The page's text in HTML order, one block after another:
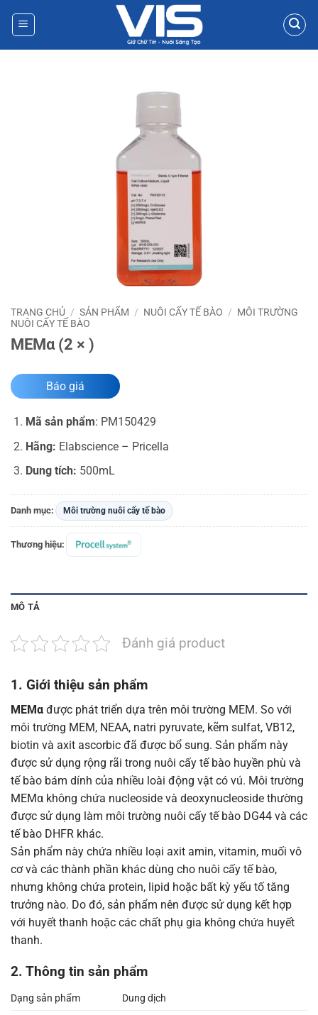
TRANG CHỦ / SẢN PHẨM / NUÔI CẤY TẾ BÀO / MÔI TRƯỜNG
NUÔI CẤY TẾ BÀO
MEMα (2 × )
Báo giá
Mã sản phẩm: PM150429
Hãng: Elabscience – Pricella
Dung tích: 500mL
Danh mục: Môi trường nuôi cấy tế bào
Thương hiệu:
MÔ TẢ
Đánh giá product
1. Giới thiệu sản phẩm
MEMα được phát triển dựa trên môi trường MEM. So với
môi trường MEM, NEAA, natri pyruvate, kẽm sulfat, VB12,
biotin và axit ascorbic đã được bổ sung. Sản phẩm này
được sử dụng rộng rãi trong nuôi cấy tế bào huyền phù và
tế bào bám dính của nhiều loài động vật có vú. Môi trường
MEMα không chứa nucleoside và deoxynucleoside thường
được sử dụng làm môi trường nuôi cấy tế bào DG44 và các
tế bào DHFR khác.
Sản phẩm này chứa nhiều loại axit amin, vitamin, muối vô
cơ và các thành phần khác dùng cho nuôi cấy tế bào,
nhưng không chứa protein, lipid hoặc bất kỳ yếu tố tăng
trưởng nào. Do đó, sản phẩm nên được sử dụng kết hợp
với huyết thanh hoặc các chất phụ gia không chứa huyết
thanh.
2. Thông tin sản phẩm
Dạng sản phẩm
Dung dịch